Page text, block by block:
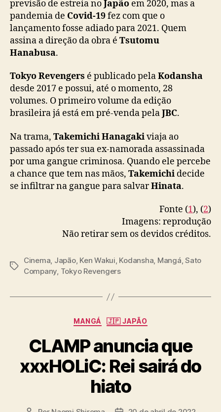
s
t
r
e
i
n
d
a
m
2
0
2
n
c
i
m
b
i
l
e
i
s
previsão de estreia noJapão em 2020, mas a
pandemia de Covid-19fez com que o
lançamento fosse adiado para 2021. Quem
assina a direção da obra é Tsutomu
Hanabusa.
Tokyo Revengers é publicado pelaKodansha
desde 2017 e possui, até o momento, 28
volumes. O primeiro volume da edição
brasileira já está em pré-venda pelaJBC.
Na trama, Takemichi Hanagakiviaja ao
passado após ter sua ex-namorada assassinada
por uma gangue criminosa. Quando ele percebe
a chance que tem nas mãos, Takemichi decide
se infiltrar na gangue para salvarHinata.
Fonte (1), (2)
Imagens: reprodução
Não retirar sem os devidos créditos.
T
s
Cinema, Japão, Ken Wakui, Kodansha, Mangá,Sato
Company, Tokyo Revengers
C
t
e
g
o
r
i
MANGÁ 🇯🇵 JAPÃO
CLAMP anuncia que
xxxHOLiC: Rei sairá do
hiato